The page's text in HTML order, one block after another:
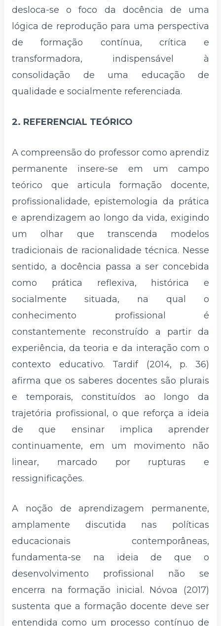
desloca-se o foco da docência de uma
lógica de reprodução para uma perspectiva
de formação contínua, crítica e
transformadora, indispensável à
consolidação de uma educação de
qualidade e socialmente referenciada.
2. REFERENCIAL TEÓRICO
A compreensão do professor como aprendiz
permanente insere-se em um campo
teórico que articula formação docente,
profissionalidade, epistemologia da prática
e aprendizagem ao longo da vida, exigindo
um olhar que transcenda modelos
tradicionais de racionalidade técnica. Nesse
sentido, a docência passa a ser concebida
como prática reflexiva, histórica e
socialmente situada, na qual o
conhecimento profissional é
constantemente reconstruído a partir da
experiência, da teoria e da interação com o
contexto educativo. Tardif (2014, p. 36)
afirma que os saberes docentes são plurais
e temporais, constituídos ao longo da
trajetória profissional, o que reforça a ideia
de que ensinar implica aprender
continuamente, em um movimento não
linear, marcado por rupturas e
ressignificações.
A noção de aprendizagem permanente,
amplamente discutida nas políticas
educacionais contemporâneas,
fundamenta-se na ideia de que o
desenvolvimento profissional não se
encerra na formação inicial. Nóvoa (2017)
sustenta que a formação docente deve ser
entendida como um processo contínuo de